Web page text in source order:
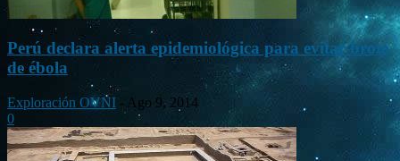
Perú declara alerta epidemiológica para evitar brote
de ébola
Exploración OVNI - Ago 9, 2014
0